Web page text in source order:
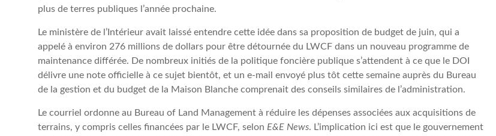
plus de terres publiques l’année prochaine.
Le ministère de l’Intérieur avait laissé entendre cette idée dans sa proposition de budget de juin, qui a
appelé à environ 276 millions de dollars pour être détournée du LWCF dans un nouveau programme de
maintenance différée. De nombreux initiés de la politique foncière publique s’attendent à ce que le DOI
délivre une note officielle à ce sujet bientôt, et un e-mail envoyé plus tôt cette semaine auprès du Bureau
de la gestion et du budget de la Maison Blanche comprenait des conseils similaires de l’administration.
Le courriel ordonne au Bureau of Land Management à réduire les dépenses associées aux acquisitions de
terrains, y compris celles financées par le LWCF, selon E&E News. L’implication ici est que le gouvernement